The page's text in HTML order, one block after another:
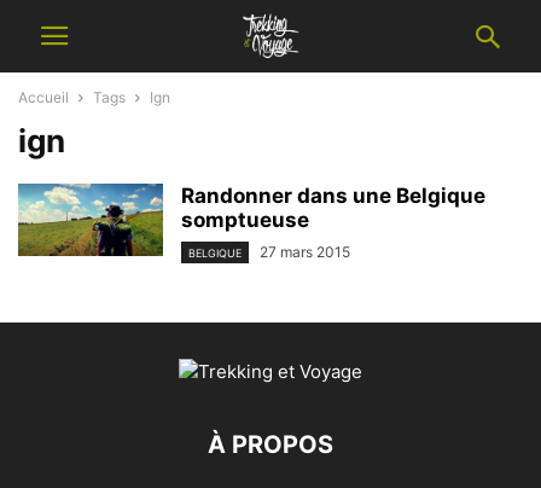
Accueil Tags Ign
ign
Randonner dans une Belgique
somptueuse
BELGIQUE 27 mars 2015
À PROPOS